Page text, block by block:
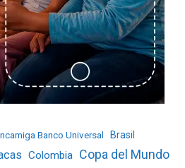
Banco Universal Brasil
Colombia Copa del Mundo